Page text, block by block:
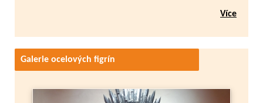
Více
Galerie ocelových figrín